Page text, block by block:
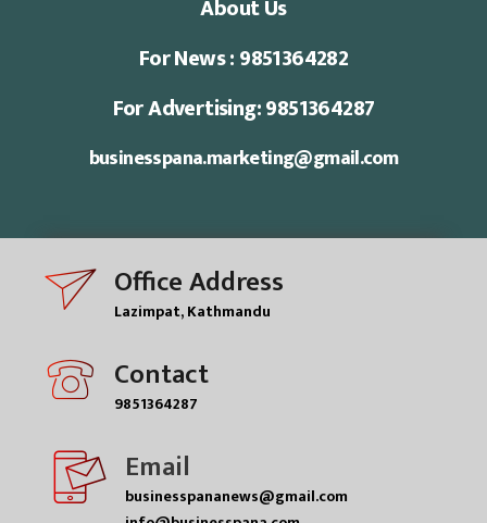
About Us
For News : 9851364282
For Advertising: 9851364287
businesspana.marketing@gmail.com
Office Address
Lazimpat, Kathmandu
Contact
9851364287
Email
businesspananews@gmail.com